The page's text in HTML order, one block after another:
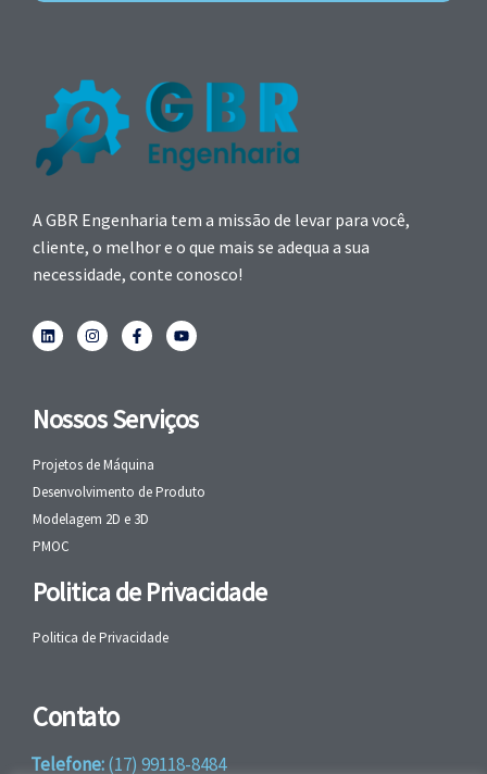
A GBR Engenharia tem a missão de levar para você,
cliente, o melhor e o que mais se adequa a sua
necessidade, conte conosco!
Nossos Serviços
Projetos de Máquina
Desenvolvimento de Produto
Modelagem 2D e 3D
PMOC
Politica de Privacidade
Politica de Privacidade
Contato
Telefone:(17) 99118-8484